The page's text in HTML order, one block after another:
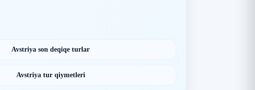
Avstriya son deqiqe turlar
Avstriya tur qiymetleri